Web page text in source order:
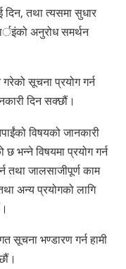
दिन, तथा त्यसमा सुधार
अनुरोध समर्थन
सूचना प्रयोग गर्न
दिन सक्छौं।
विषयको जानकारी
भन्ने विषयमा प्रयोग गर्न
तथा जालसाजीपूर्ण काम
अन्य प्रयोगको लागि
सूचना भण्डारण गर्न हामी